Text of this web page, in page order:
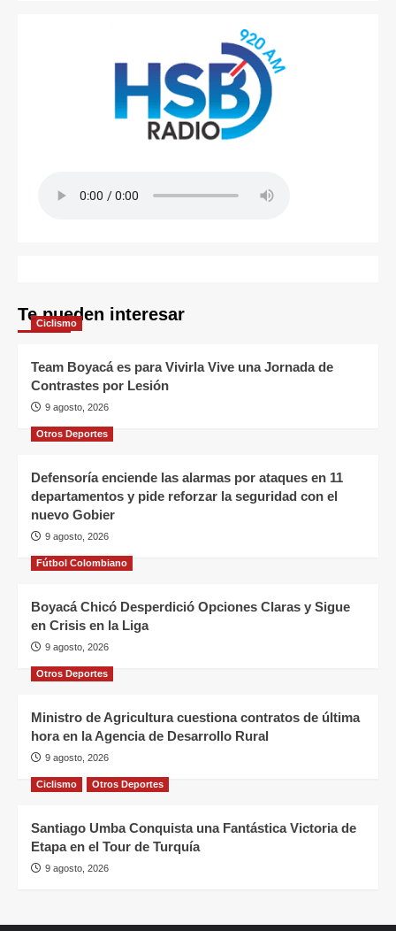
Te pueden interesar
Ciclismo
Team Boyacá es para Vivirla Vive una Jornada de
Contrastes por Lesión
9 agosto, 2026
Otros Deportes
Defensoría enciende las alarmas por ataques en 11
departamentos y pide reforzar la seguridad con el
nuevo Gobier
9 agosto, 2026
Fútbol Colombiano
Boyacá Chicó Desperdició Opciones Claras y Sigue
en Crisis en la Liga
9 agosto, 2026
Otros Deportes
Ministro de Agricultura cuestiona contratos de última
hora en la Agencia de Desarrollo Rural
9 agosto, 2026
Ciclismo Otros Deportes
Santiago Umba Conquista una Fantástica Victoria de
Etapa en el Tour de Turquía
9 agosto, 2026